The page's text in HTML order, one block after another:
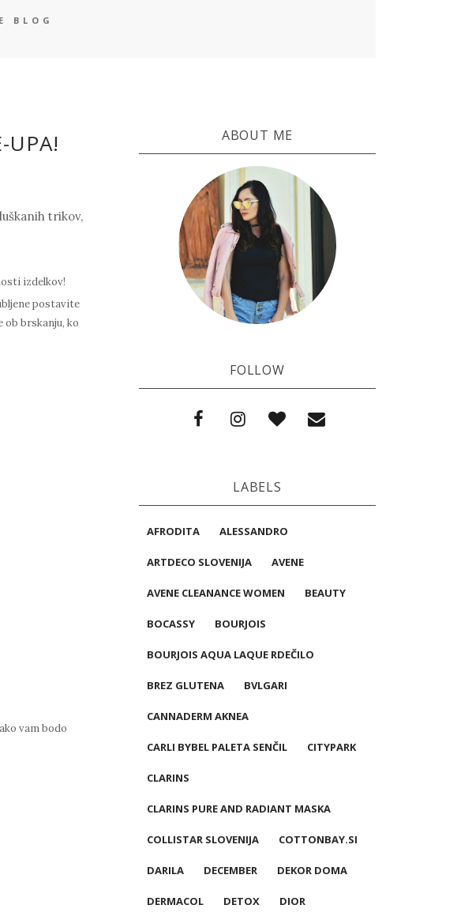
BLOG
UPA!
trikov,
izdelkov!
postavite
ob brskanju, ko
vam bodo
ABOUT ME
FOLLOW
LABELS
AFRODITA ALESSANDRO
ARTDECO SLOVENIJA AVENE
AVENE CLEANANCE WOMEN BEAUTY
BOCASSY BOURJOIS
BOURJOIS AQUA LAQUE RDEČILO
BREZ GLUTENA BVLGARI
CANNADERM AKNEA
CARLI BYBEL PALETA SENČIL CITYPARK
CLARINS
CLARINS PURE AND RADIANT MASKA
COLLISTAR SLOVENIJA COTTONBAY.SI
DARILA DECEMBER DEKOR DOMA
DERMACOL DETOX DIOR